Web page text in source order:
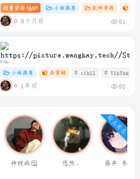
付费资源 50 小妖推荐 软件资源
9个月前 91
小妖推荐 杂货铺 # zibll # TikTok
1年前 98
榜上有名
藤井 冬弥 用户14624686